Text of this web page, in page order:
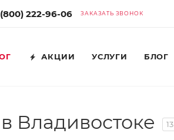
222-96-06 ЗАКАЗАТЬ ЗВОНОК
АКЦИИ УСЛУГИ БЛОГ
Владивостоке 13